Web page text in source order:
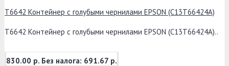
T6642 Контейнер с голубыми чернилами EPSON (C13T66424A)
T6642 Контейнер с голубыми чернилами EPSON (C13T66424A)..
830.00 р. Без налога: 691.67 р.